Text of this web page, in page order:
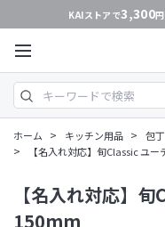
KAIストアで3,300
ホーム > キッチン用品 > 包丁
> 【名入れ対応】旬Classic ユ
【名入れ対応】
150mm